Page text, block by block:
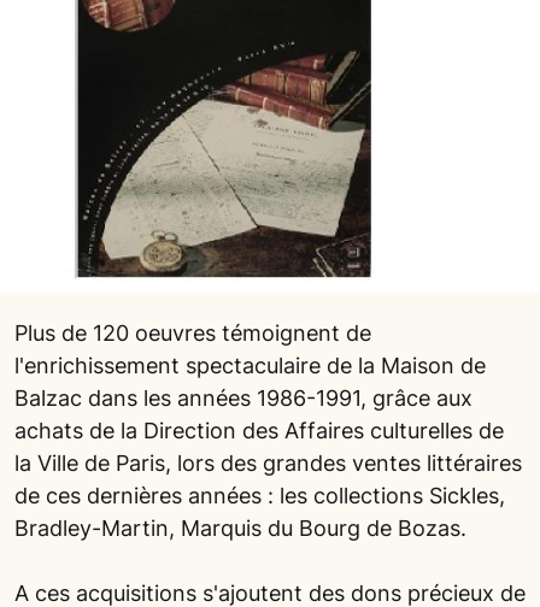
Plus de 120 oeuvres témoignent de
l'enrichissement spectaculaire de la Maison de
Balzac dans les années 1986-1991, grâce aux
achats de la Direction des Affaires culturelles de
la Ville de Paris, lors des grandes ventes littéraires
de ces dernières années : les collections Sickles,
Bradley-Martin, Marquis du Bourg de Bozas.
A ces acquisitions s'ajoutent des dons précieux de